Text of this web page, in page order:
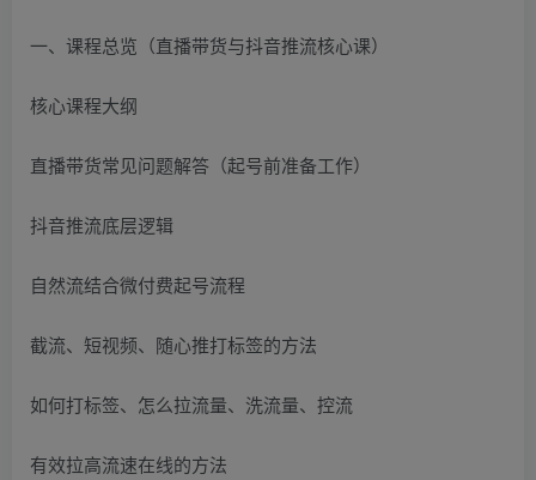
一、课程总览（直播带货与抖音推流核心课）
核心课程大纲
直播带货常见问题解答（起号前准备工作）
抖音推流底层逻辑
自然流结合微付费起号流程
截流、短视频、随心推打标签的方法
如何打标签、怎么拉流量、洗流量、控流
有效拉高流速在线的方法